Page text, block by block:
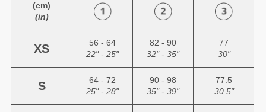
(cm)
(in)
XS
56 - 64
22" - 25"
82 - 90
32" - 35"
77
30"
S
64 - 72
25" - 28"
90 - 98
35" - 39"
77.5
30.5"